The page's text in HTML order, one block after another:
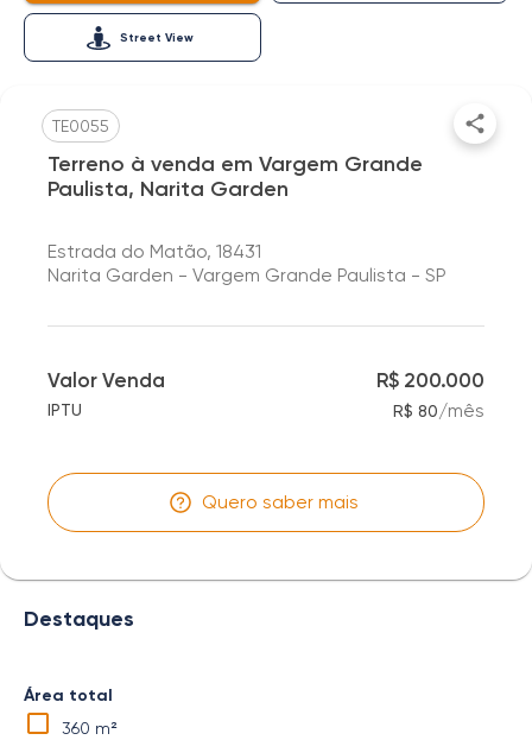
Street View
TE0055
Terreno à venda em Vargem Grande
Paulista, Narita Garden
Estrada do Matão, 18431
Narita Garden - Vargem Grande Paulista - SP
Valor Venda R$ 200.000
IPTU R$ 80/mês
Quero saber mais
Destaques
Área total
360 m²